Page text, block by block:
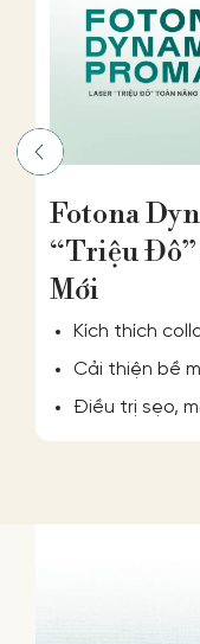
Fotona
“Triệu Đô”
Mới
Kích thích
Cải thiện bề
Điều trị sẹo,